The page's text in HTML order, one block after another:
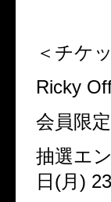
＜チケ
Ricky
会員限
抽選エ
日(月)